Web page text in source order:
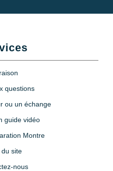
questions
ou un échange
guide vidéo
Montre
du site
nous